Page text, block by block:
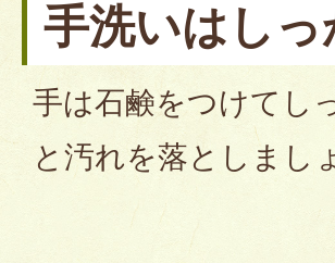
手洗いはしっ
手は石鹸をつけてし
と汚れを落としまし